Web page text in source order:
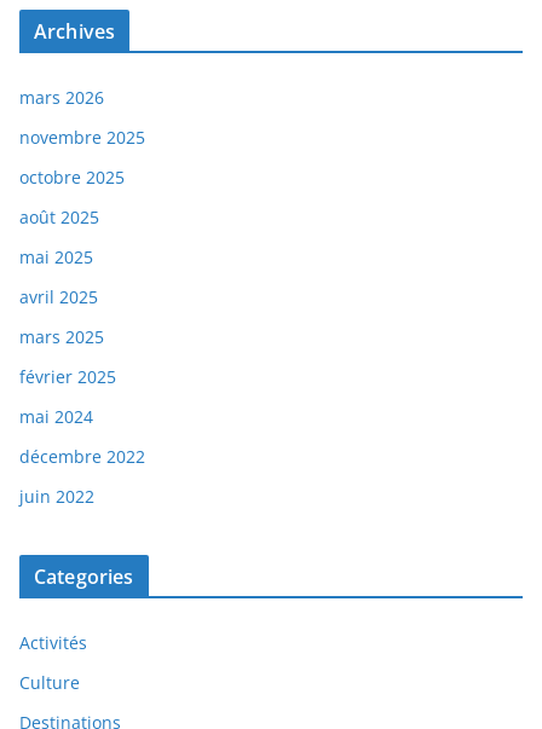
Archives
mars 2026
novembre 2025
octobre 2025
août 2025
mai 2025
avril 2025
mars 2025
février 2025
mai 2024
décembre 2022
juin 2022
Categories
Activités
Culture
Destinations